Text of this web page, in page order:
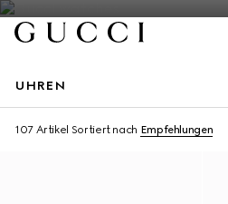
UHREN
107 Artikel Sortiert nach Empfehlungen